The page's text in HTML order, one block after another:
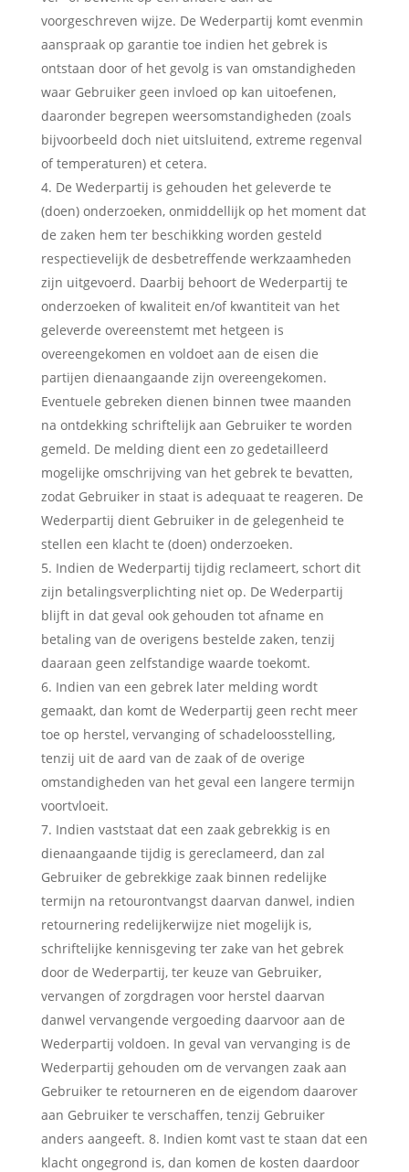
voorgeschreven wijze. De Wederpartij komt evenmin
aanspraak op garantie toe indien het gebrek is
ontstaan door of het gevolg is van omstandigheden
waar Gebruiker geen invloed op kan uitoefenen,
daaronder begrepen weersomstandigheden (zoals
bijvoorbeeld doch niet uitsluitend, extreme regenval
of temperaturen) et cetera.
De Wederpartij is gehouden het geleverde te
(doen) onderzoeken, onmiddellijk op het moment dat
de zaken hem ter beschikking worden gesteld
respectievelijk de desbetreffende werkzaamheden
zijn uitgevoerd. Daarbij behoort de Wederpartij te
onderzoeken of kwaliteit en/of kwantiteit van het
geleverde overeenstemt met hetgeen is
overeengekomen en voldoet aan de eisen die
partijen dienaangaande zijn overeengekomen.
Eventuele gebreken dienen binnen twee maanden
na ontdekking schriftelijk aan Gebruiker te worden
gemeld. De melding dient een zo gedetailleerd
mogelijke omschrijving van het gebrek te bevatten,
zodat Gebruiker in staat is adequaat te reageren. De
Wederpartij dient Gebruiker in de gelegenheid te
stellen een klacht te (doen) onderzoeken.
Indien de Wederpartij tijdig reclameert, schort dit
zijn betalingsverplichting niet op. De Wederpartij
blijft in dat geval ook gehouden tot afname en
betaling van de overigens bestelde zaken, tenzij
daaraan geen zelfstandige waarde toekomt.
Indien van een gebrek later melding wordt
gemaakt, dan komt de Wederpartij geen recht meer
toe op herstel, vervanging of schadeloosstelling,
tenzij uit de aard van de zaak of de overige
omstandigheden van het geval een langere termijn
voortvloeit.
Indien vaststaat dat een zaak gebrekkig is en
dienaangaande tijdig is gereclameerd, dan zal
Gebruiker de gebrekkige zaak binnen redelijke
termijn na retourontvangst daarvan danwel, indien
retournering redelijkerwijze niet mogelijk is,
schriftelijke kennisgeving ter zake van het gebrek
door de Wederpartij, ter keuze van Gebruiker,
vervangen of zorgdragen voor herstel daarvan
danwel vervangende vergoeding daarvoor aan de
Wederpartij voldoen. In geval van vervanging is de
Wederpartij gehouden om de vervangen zaak aan
Gebruiker te retourneren en de eigendom daarover
aan Gebruiker te verschaffen, tenzij Gebruiker
anders aangeeft. 8. Indien komt vast te staan dat een
klacht ongegrond is, dan komen de kosten daardoor